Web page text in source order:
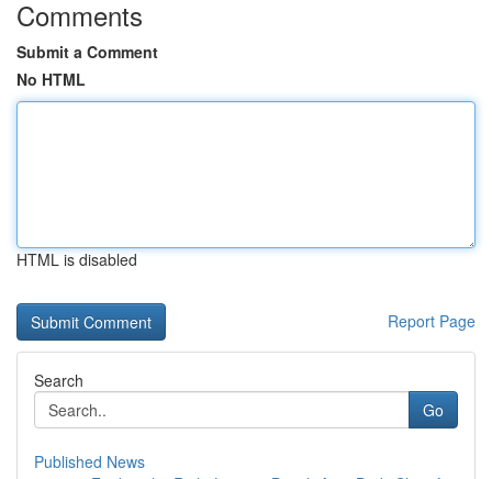
Comments
Submit a Comment
No HTML
HTML is disabled
Report Page
Search
Go
Published News